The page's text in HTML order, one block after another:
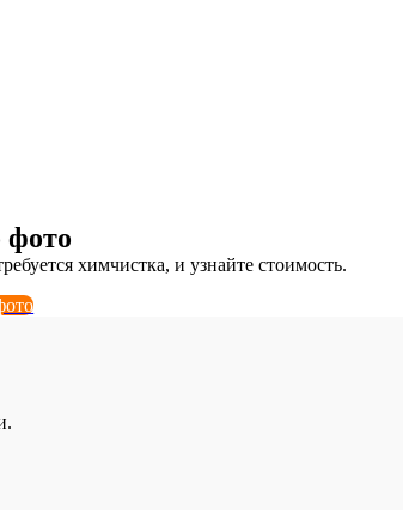
фото
химчистка, и узнайте стоимость.